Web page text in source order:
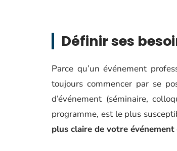
Définir ses
Parce qu’un événement
toujours commencer par se
d’événement (séminaire,
programme, est le plus
plus claire de votre événement